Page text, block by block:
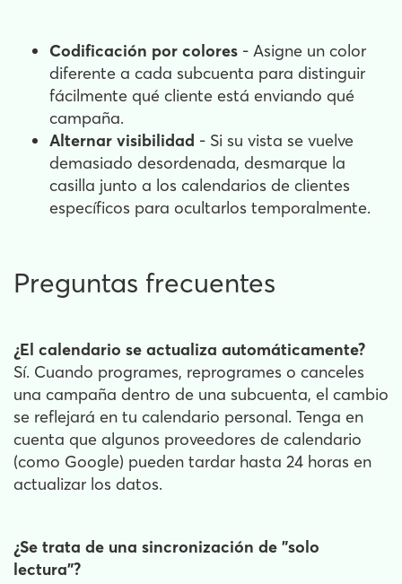
Codificación por colores - Asigne un color
diferente a cada subcuenta para distinguir
fácilmente qué cliente está enviando qué
campaña.
Alternar visibilidad - Si su vista se vuelve
demasiado desordenada, desmarque la
casilla junto a los calendarios de clientes
específicos para ocultarlos temporalmente.
Preguntas frecuentes
¿El calendario se actualiza automáticamente?
Sí. Cuando programes, reprogrames o canceles
una campaña dentro de una subcuenta, el cambio
se reflejará en tu calendario personal. Tenga en
cuenta que algunos proveedores de calendario
(como Google) pueden tardar hasta 24 horas en
actualizar los datos.
¿Se trata de una sincronización de "solo
lectura"?